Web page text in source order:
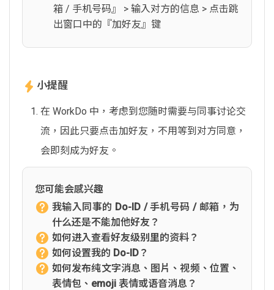
箱 / 手机号码』 > 输入对方的信息 > 点击跳
出窗口中的『加好友』键
小提醒
在 WorkDo 中，考虑到您随时需要与同事讨论交
流，因此只要点击加好友，不用等到对方同意，
会即刻成为好友。
您可能会感兴趣
我输入同事的 Do-ID / 手机号码 / 邮箱，为
什么还是不能加他好友？
如何进入查看好友级别里的资料？
如何设置我的 Do-ID？
如何发布纯文字消息、图片、视频、位置、
表情包、emoji 表情或语音消息？